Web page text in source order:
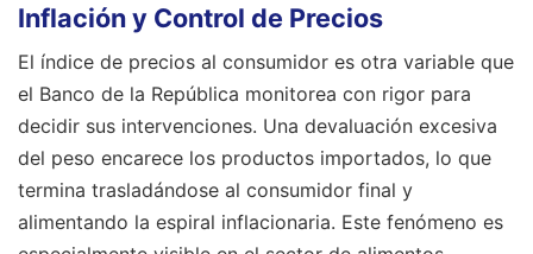
Inflación y Control de Precios
El índice de precios al consumidor es otra variable que
el Banco de la República monitorea con rigor para
decidir sus intervenciones. Una devaluación excesiva
del peso encarece los productos importados, lo que
termina trasladándose al consumidor final y
alimentando la espiral inflacionaria. Este fenómeno es